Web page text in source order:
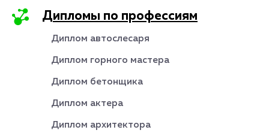
Дипломы по профессиям
Диплом автослесаря
Диплом горного мастера
Диплом бетонщика
Диплом актера
Диплом архитектора